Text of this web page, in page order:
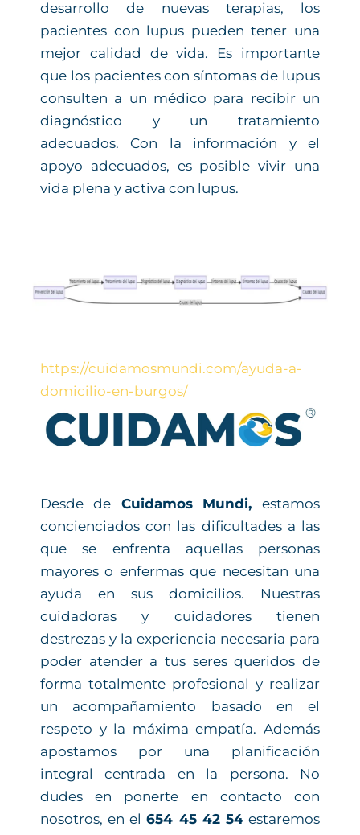
desarrollo de nuevas terapias, los
pacientes con lupus pueden tener una
mejor calidad de vida. Es importante
que los pacientes con síntomas de lupus
consulten a un médico para recibir un
diagnóstico y un tratamiento
adecuados. Con la información y el
apoyo adecuados, es posible vivir una
vida plena y activa con lupus.
https://cuidamosmundi.com/ayuda-a-
domicilio-en-burgos/
Desde deCuidamos Mundi, estamos
concienciados con las dificultades a las
que se enfrenta aquellas personas
mayores o enfermas que necesitan una
ayuda en sus domicilios. Nuestras
cuidadoras y cuidadores tienen
destrezas y la experiencia necesaria para
poder atender a tus seres queridos de
forma totalmente profesional y realizar
un acompañamiento basado en el
respeto y la máxima empatía. Además
apostamos por una planificación
integral centrada en la persona. No
dudes en ponerte en contacto con
nosotros, en el654 45 42 54estaremos